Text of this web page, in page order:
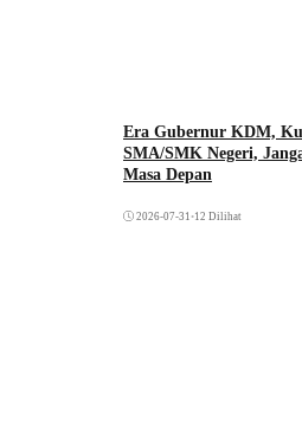
Era Gubernur KDM,
SMA/SMK Negeri,
Masa Depan
2026-07-31 •12 Dilihat